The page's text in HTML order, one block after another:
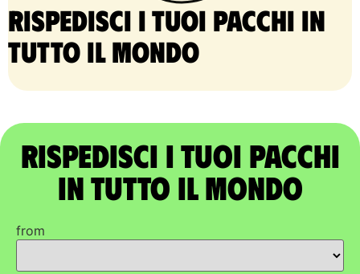
Rispedisci i tuoi pacchi in
tutto il mondo
Rispedisci i tuoi pacchi
in tutto il mondo
from